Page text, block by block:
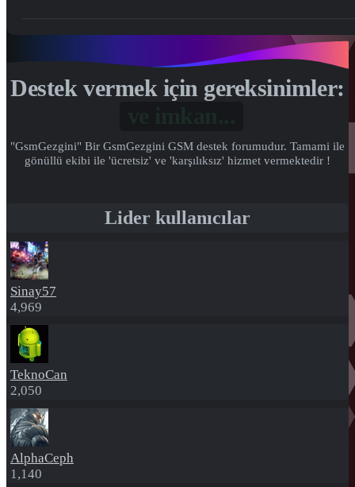
Destek vermek için gereksinimler:
"GsmGezgini" Bir GsmGezgini GSM destek forumudur. Tamami ile
gönüllü ekibi ile 'ücretsiz' ve 'karşılıksız' hizmet vermektedir !
Lider kullanıcılar
Sinay57
4,969
TeknoCan
2,050
AlphaCeph
1,140